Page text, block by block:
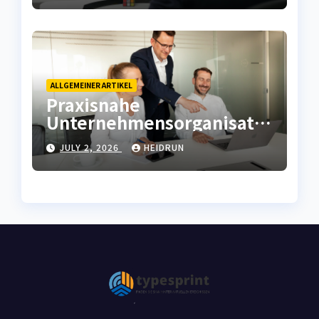
ALLGEMEINER ARTIKEL
Praxisnahe
Unternehmensorganisatio
n mit effizienter
Ablaufkompetenz
JULY 2, 2026 HEIDRUN